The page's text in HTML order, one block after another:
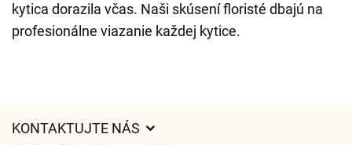
kytica dorazila včas. Naši skúsení floristé dbajú na
profesionálne viazanie každej kytice.
KONTAKTUJTE NÁS